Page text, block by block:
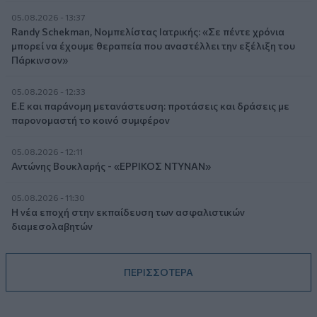
05.08.2026 - 13:37
Randy Schekman, Νομπελίστας Ιατρικής: «Σε πέντε χρόνια
μπορεί να έχουμε θεραπεία που αναστέλλει την εξέλιξη του
Πάρκινσον»
05.08.2026 - 12:33
Ε.Ε και παράνομη μετανάστευση: προτάσεις και δράσεις με
παρονομαστή το κοινό συμφέρον
05.08.2026 - 12:11
Αντώνης Βουκλαρής - «ΕΡΡΙΚΟΣ ΝΤΥΝΑΝ»
05.08.2026 - 11:30
Η νέα εποχή στην εκπαίδευση των ασφαλιστικών
διαμεσολαβητών
ΠΕΡΙΣΣΟΤΕΡΑ